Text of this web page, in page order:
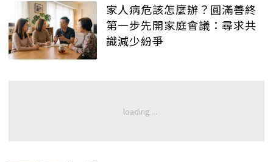
家人病危該怎麼辦？圓滿善終
第一步先開家庭會議：尋求共
識減少紛爭